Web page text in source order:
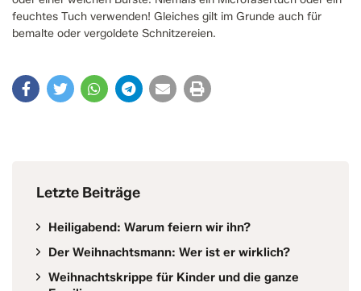
feuchtes Tuch verwenden! Gleiches gilt im Grunde auch für
bemalte oder vergoldete Schnitzereien.
Letzte Beiträge
Heiligabend: Warum feiern wir ihn?
Der Weihnachtsmann: Wer ist er wirklich?
Weihnachtskrippe für Kinder und die ganze